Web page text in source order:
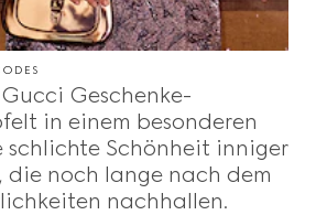
Geschenke-
in einem besonderen
schlichte Schönheit inniger
die noch lange nach dem
nachhallen.